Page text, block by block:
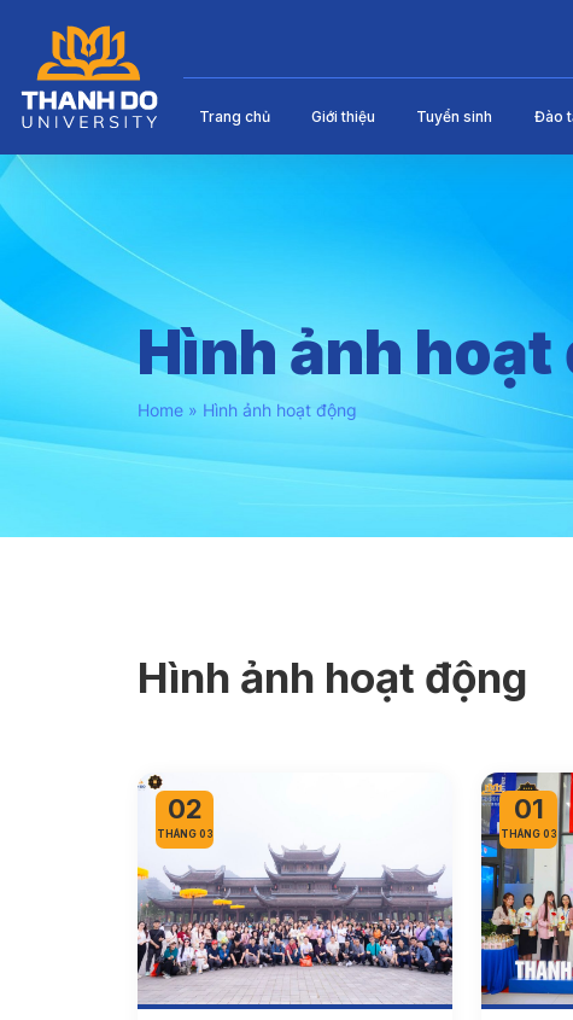
Trang chủ Giới thiệu Tuyển sinh Đào
Hình ảnh hoạt
Home » Hình ảnh hoạt động
Hình ảnh hoạt động
02
THÁNG 03
01
THÁNG 03